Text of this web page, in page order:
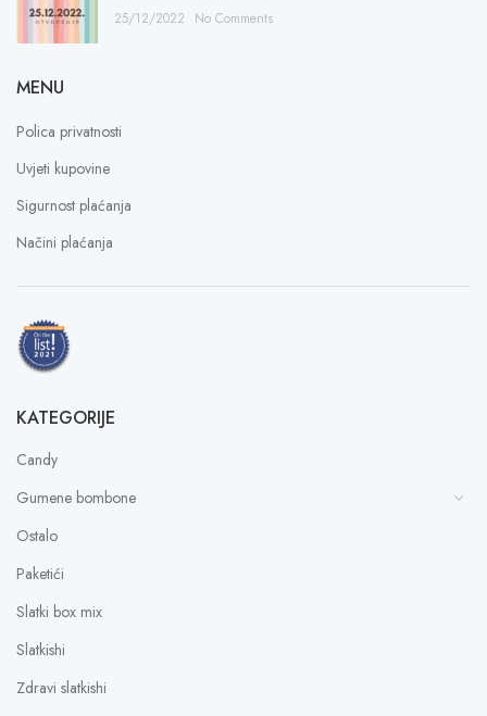
25/12/2022 No Comments
MENU
Polica privatnosti
Uvjeti kupovine
Sigurnost plaćanja
Načini plaćanja
KATEGORIJE
Candy
Gumene bombone
Ostalo
Paketići
Slatki box mix
Slatkishi
Zdravi slatkishi